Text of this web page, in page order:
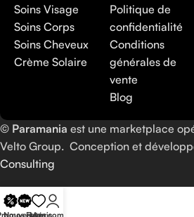
Soins Visage
Soins Corps
Soins Cheveux
Crème Solaire
Politique de
confidentialité
Conditions
générales de
vente
Blog
© Paramania est une marketplace
Velto Group. Conception et
Consulting
Nouveautés
Favoris
Mon compte